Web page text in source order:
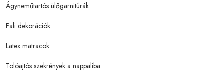
Ágyneműtartós ülőgarnitúrák
Fali dekorációk
Latex matracok
Tolóajtós szekrények a nappaliba